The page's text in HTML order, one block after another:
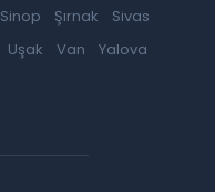
Sinop Şırnak
Sivas
Uşak Van
Yalova